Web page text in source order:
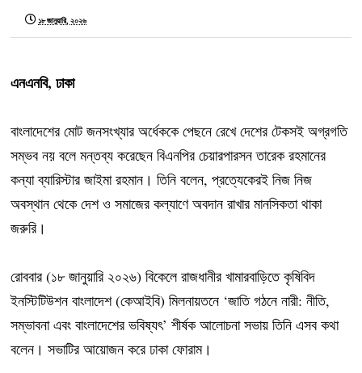
১৮ জানুয়ারি, ২০২৬
এনএনবি, ঢাকা
বাংলাদেশের মোট জনসংখ্যার অর্ধেককে পেছনে রেখে দেশের টেকসই অগ্রগতি
সম্ভব নয় বলে মন্তব্য করেছেন বিএনপির চেয়ারপারসন তারেক রহমানের
কন্যা ব্যারিস্টার জাইমা রহমান। তিনি বলেন, প্রত্যেকেরই নিজ নিজ
অবস্থান থেকে দেশ ও সমাজের কল্যাণে অবদান রাখার মানসিকতা থাকা
জরুরি।
রোববার (১৮ জানুয়ারি ২০২৬) বিকেলে রাজধানীর খামারবাড়িতে কৃষিবিদ
ইনস্টিটিউশন বাংলাদেশ (কেআইবি) মিলনায়তনে ‘জাতি গঠনে নারী: নীতি,
সম্ভাবনা এবং বাংলাদেশের ভবিষ্যৎ’ শীর্ষক আলোচনা সভায় তিনি এসব কথা
বলেন। সভাটির আয়োজন করে ঢাকা ফোরাম।